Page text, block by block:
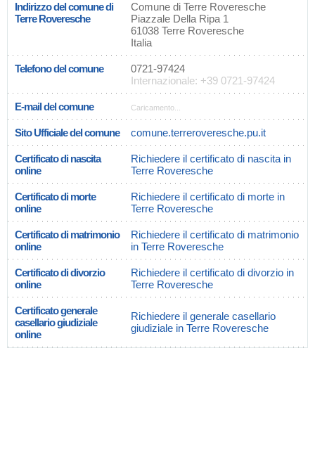
Indirizzo del comune di
Terre Roveresche
Comune di Terre Roveresche
Piazzale Della Ripa 1
61038 Terre Roveresche
Italia
Telefono del comune
0721-97424
Internazionale: +39 0721-97424
E-mail del comune Caricamento...
Sito Ufficiale del comune comune.terreroveresche.pu.it
Certificato di nascita
online
Richiedere il certificato di nascita in
Terre Roveresche
Certificato di morte
online
Richiedere il certificato di morte in
Terre Roveresche
Certificato di matrimonio
online
Richiedere il certificato di matrimonio
in Terre Roveresche
Certificato di divorzio
online
Richiedere il certificato di divorzio in
Terre Roveresche
Certificato generale
casellario giudiziale
online
Richiedere il generale casellario
giudiziale in Terre Roveresche